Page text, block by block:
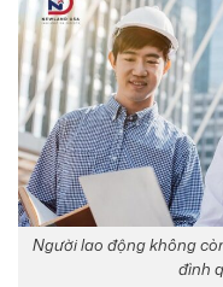
Người lao động không
đình